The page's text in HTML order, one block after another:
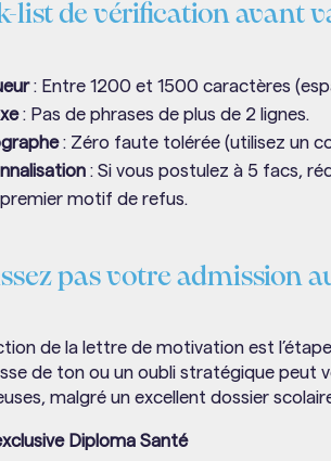
list de vérification avant
: Entre 1200 et 1500 caractères
: Pas de phrases de plus de 2 lignes.
: Zéro faute tolérée (utilisez un
: Si vous postulez à 5 facs,
motif de refus.
pas votre admission
de la lettre de motivation est
de ton ou un oubli stratégique peut
malgré un excellent dossier
Diploma Santé